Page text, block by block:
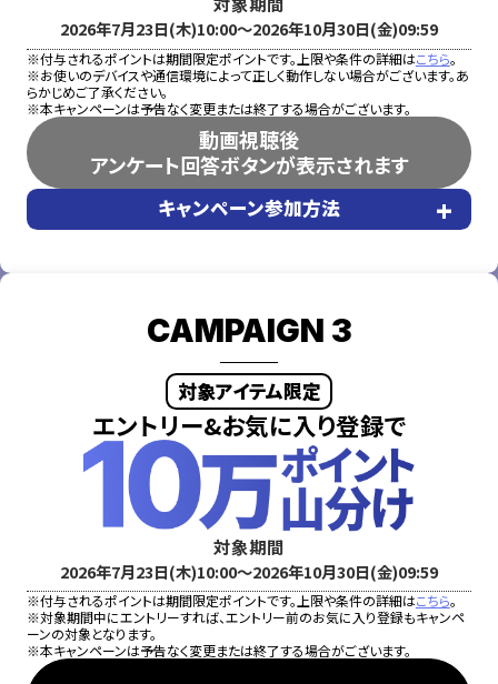
2026年7月23日(木)10:00～2026年10月30日(金)09:59
※付与されるポイントは期間限定ポイントです。上限や条件の詳細はこちら。
※お使いのデバイスや通信環境によって正しく動作しない場合がございます。あ
らかじめご了承ください。
※本キャンペーンは予告なく変更または終了する場合がございます。
動画視聴後
アンケート回答ボタンが表示されます
キャンペーン参加方法 +
CAMPAIGN 3
対象アイテム限定
エントリー&お気に入り登録で
対象期間
2026年7月23日(木)10:00～2026年10月30日(金)09:59
※付与されるポイントは期間限定ポイントです。上限や条件の詳細はこちら。
※対象期間中にエントリーすれば、エントリー前のお気に入り登録もキャンペ
ーンの対象となります。
※本キャンペーンは予告なく変更または終了する場合がございます。